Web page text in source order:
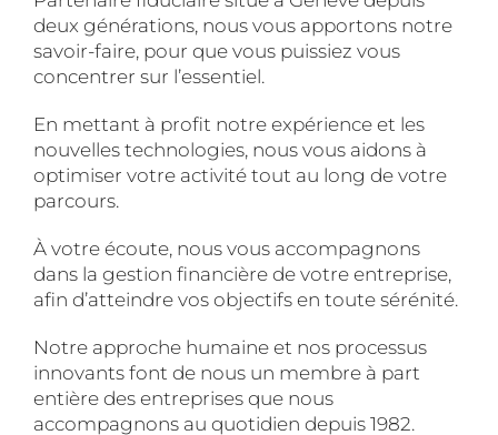
deux générations, nous vous apportons notre
savoir-faire, pour que vous puissiez vous
concentrer sur l’essentiel.
En mettant à profit notre expérience et les
nouvelles technologies, nous vous aidons à
optimiser votre activité tout au long de votre
parcours.
À votre écoute, nous vous accompagnons
dans la gestion financière de votre entreprise,
afin d’atteindre vos objectifs en toute sérénité.
Notre approche humaine et nos processus
innovants font de nous un membre à part
entière des entreprises que nous
accompagnons au quotidien depuis 1982.